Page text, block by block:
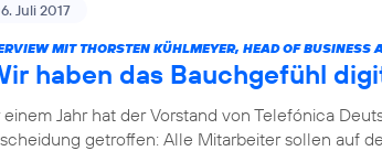
Juli 2017
MIT THORSTEN KÜHLMEYER, HEAD OF BUSINESS
haben das Bauchgefühl
einem Jahr hat der Vorstand von Telefónica
getroffen: Alle Mitarbeiter sollen auf